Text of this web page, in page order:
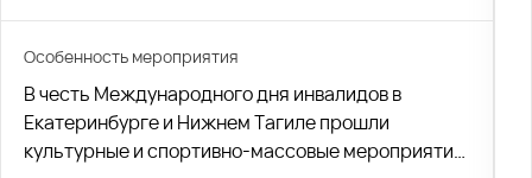
Особенность мероприятия
В честь Международного дня инвалидов в
Екатеринбурге и Нижнем Тагиле прошли
культурные и спортивно-массовые мероприятия